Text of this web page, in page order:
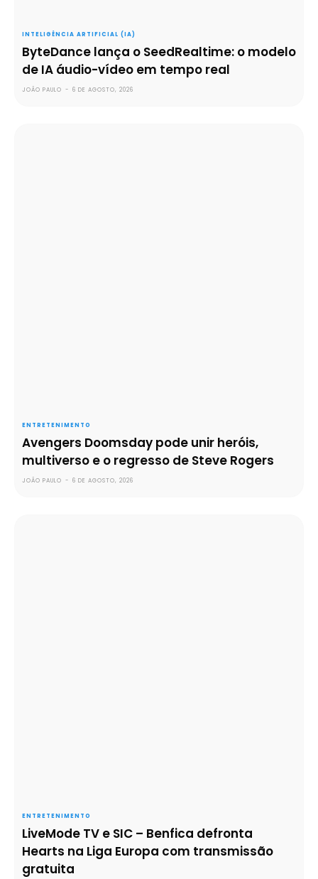
INTELIGÊNCIA ARTIFICIAL (IA)
ByteDance lança o SeedRealtime: o modelo
de IA áudio-vídeo em tempo real
JOÃO PAULO - 6 DE AGOSTO, 2026
ENTRETENIMENTO
Avengers Doomsday pode unir heróis,
multiverso e o regresso de Steve Rogers
JOÃO PAULO - 6 DE AGOSTO, 2026
ENTRETENIMENTO
LiveMode TV e SIC – Benfica defronta
Hearts na Liga Europa com transmissão
gratuita